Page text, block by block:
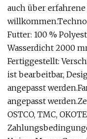
auch über erfahrene
Futter: 100 %
Wasserdicht 2000
Fertiggestellt:
ist bearbeitbar,
angepasst
angepasst
OSTCO, TMC,